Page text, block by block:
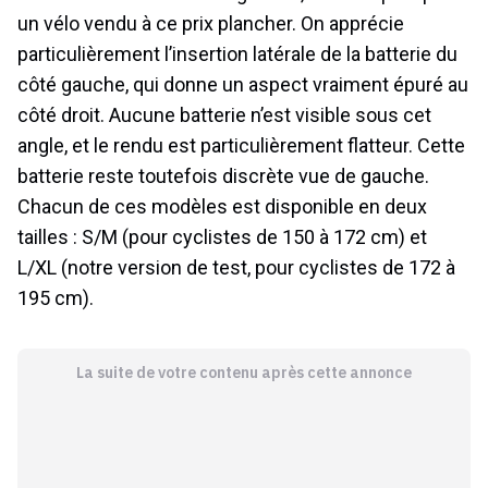
un vélo vendu à ce prix plancher. On apprécie
particulièrement l’insertion latérale de la batterie du
côté gauche, qui donne un aspect vraiment épuré au
côté droit. Aucune batterie n’est visible sous cet
angle, et le rendu est particulièrement flatteur. Cette
batterie reste toutefois discrète vue de gauche.
Chacun de ces modèles est disponible en deux
tailles : S/M (pour cyclistes de 150 à 172 cm) et
L/XL (notre version de test, pour cyclistes de 172 à
195 cm).